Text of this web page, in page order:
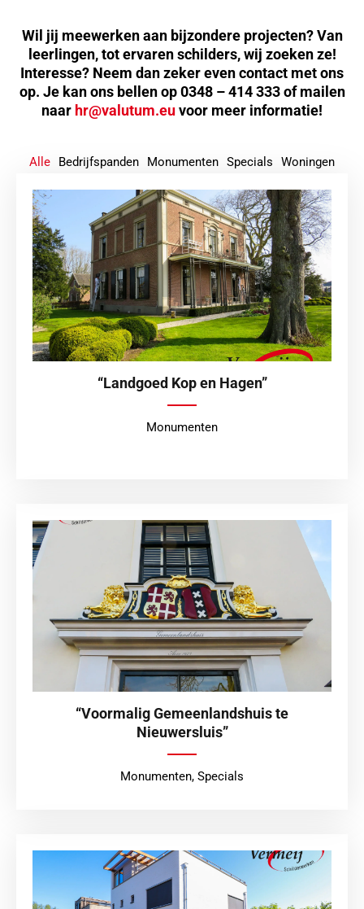
Wil jij meewerken aan bijzondere projecten? Van
leerlingen, tot ervaren schilders, wij zoeken ze!
Interesse? Neem dan zeker even contact met ons
op. Je kan ons bellen op 0348 – 414 333 of mailen
naar hr@valutum.euvoor meer informatie!
Bedrijfspanden Monumenten Specials Woningen
Alle
“Landgoed Kop en Hagen”
Monumenten
“Voormalig Gemeenlandshuis te
Nieuwersluis”
Monumenten, Specials